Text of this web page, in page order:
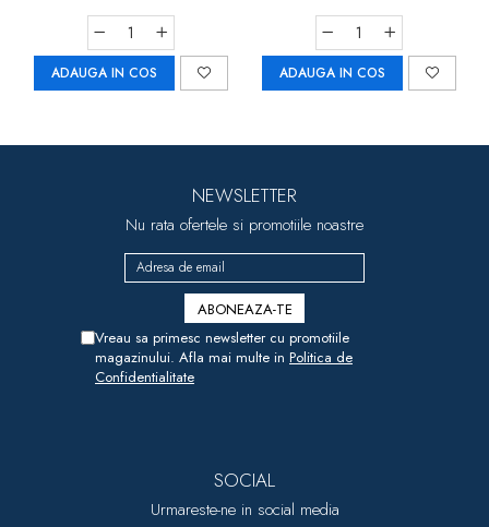
ADAUGA IN COS ADAUGA IN COS
NEWSLETTER
Nu rata ofertele si promotiile noastre
Vreau sa primesc newsletter cu promotiile
magazinului. Afla mai multe in Politica de
Confidentialitate
SOCIAL
Urmareste-ne in social media